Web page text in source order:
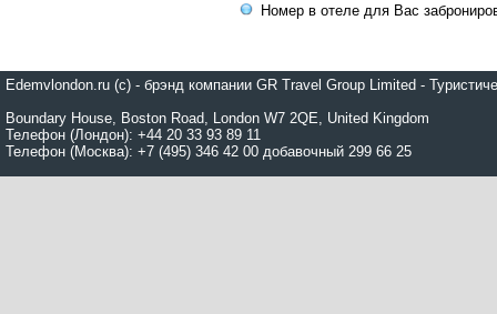
Номер в отеле для Вас
Edemvlondon.ru (c) - брэнд компании GR Travel Group Limited -
Boundary House, Boston Road, London W7 2QE, United Kingdom
Телефон (Лондон): +44 20 33 93 89 11
Телефон (Москва): +7 (495) 346 42 00 добавочный 299 66 25